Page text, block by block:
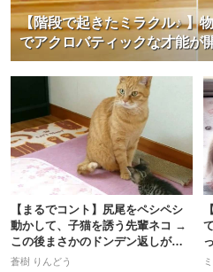
【階段で起きたミラクル♪ 】
でアクロバティックな才能が
【まるでコント】尻尾をペシペシ
動かして、子猫を誘う先輩ネコ →
この後まさかのドンデン返しが…
(笑)
蒼樹 りんどう PECOアプリをダウ